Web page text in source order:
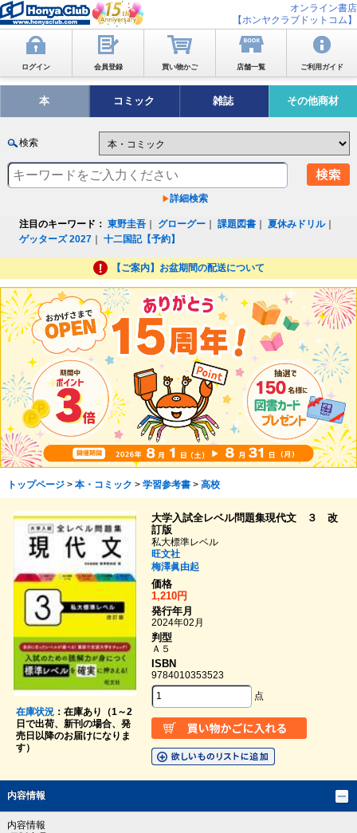
オンライン書店
【ホンヤクラブドットコム】
ログイン 会員登録 買い物かご 店舗一覧 ご利用ガイド
本 コミック 雑誌 その他商材
検索
詳細検索
注目のキーワード： 東野圭吾 グローグー ｜課題図書 ｜夏休みドリル｜
ゲッターズ 2027 ｜十二国記【予約】
【ご案内】お盆期間の配送について
トップページ> 本・コミック > 学習参考書> 高校
在庫状況：在庫あり（1～2
日で出荷、新刊の場合、発
売日以降のお届けになりま
す）
大学入試全レベル問題集現代文 ３ 改
訂版
私大標準レベル
旺文社
梅澤眞由起
価格
1,210円
発行年月
2024年02月
判型
Ａ５
ISBN
9784010353523
点
内容情報
内容情報